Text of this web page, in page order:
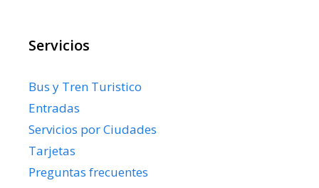
Servicios
Bus y Tren Turistico
Entradas
Servicios por Ciudades
Tarjetas
Preguntas frecuentes